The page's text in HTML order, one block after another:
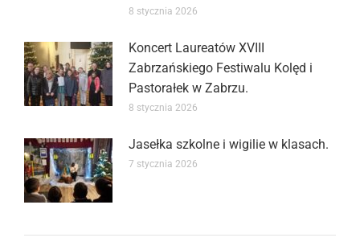
8 stycznia 2026
Koncert Laureatów XVIII
Zabrzańskiego Festiwalu Kolęd i
Pastorałek w Zabrzu.
8 stycznia 2026
Jasełka szkolne i wigilie w klasach.
7 stycznia 2026